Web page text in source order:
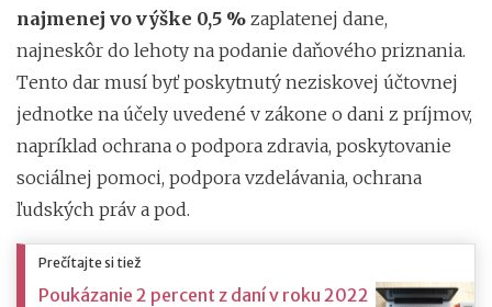
najmenej vo výške 0,5 % zaplatenej dane,
najneskôr do lehoty na podanie daňového priznania.
Tento dar musí byť poskytnutý neziskovej účtovnej
jednotke na účely uvedené v zákone o dani z príjmov,
napríklad ochrana o podpora zdravia, poskytovanie
sociálnej pomoci, podpora vzdelávania, ochrana
ľudských práv a pod.
Prečítajte si tiež
Poukázanie 2 percent z daní v roku 2022